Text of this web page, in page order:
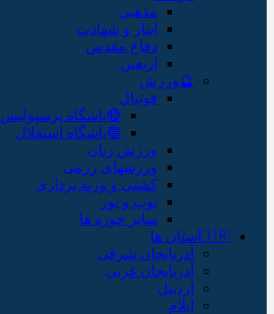
مذهبی
ایثار و شهادت
دفاع مقدس
اربعین
🔮ورزش
فوتبال
🔴باشگاه پرسپولیس
🔵باشگاه استقلال
ورزش زنان
ورزشهای رزمی
کشتی و وزنه برداری
توپ و تور
سایر حوزه ها
🇮🇷استان ها
آذربایجان شرقی
آذربایجان غربی
اردبیل
ایلام